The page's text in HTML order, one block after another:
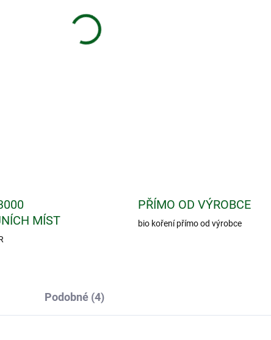
MÍST
PŘÍMO OD VÝROBCE
bio koření přímo od výrobce
Podobné (4)